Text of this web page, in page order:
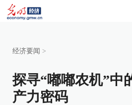
经济要闻 >
探寻“嘟嘟农机”中
产力密码